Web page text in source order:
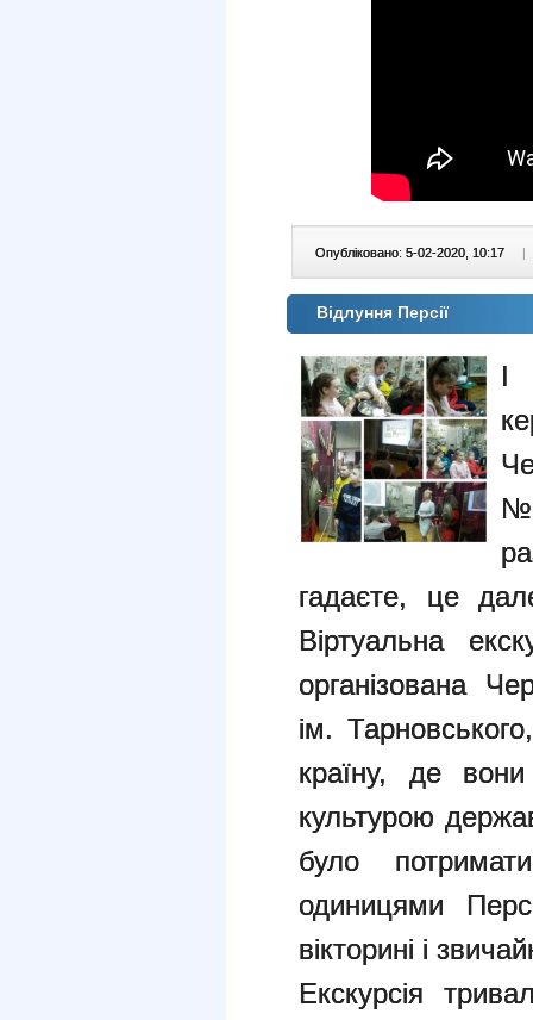
Опубліковано: 5-02-2020, 10:17 |
Відлуння Персії
І
№
гадаєте, це
Віртуальна
організована
ім.
країну, де
культурою
було
одиницями
вікторині і
Екскурсія